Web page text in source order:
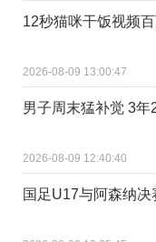
12秒猫咪干饭视频
2026-08-09 13:00:47
男子周末猛补觉 3
2026-08-09 12:40:40
国足U17与阿森纳